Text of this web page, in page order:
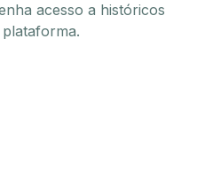
acesso a históricos